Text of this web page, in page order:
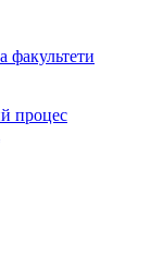
факультети
процес